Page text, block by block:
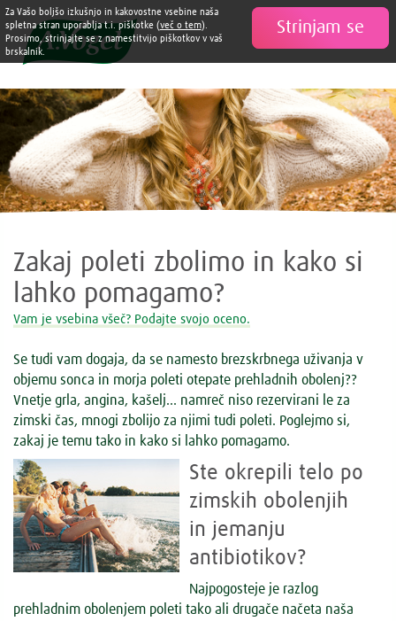

Zakaj poleti zbolimo in kako si
lahko pomagamo?
Vam je vsebina všeč? Podajte svojo oceno.
Se tudi vam dogaja, da se namesto brezskrbnega uživanja v
objemu sonca in morja poleti otepate prehladnih obolenj??
Vnetje grla, angina, kašelj… namreč niso rezervirani le za
zimski čas, mnogi zbolijo za njimi tudi poleti. Poglejmo si,
zakaj je temu tako in kako si lahko pomagamo.
Ste okrepili telo po
zimskih obolenjih
in jemanju
antibiotikov?
Najpogosteje je razlog
prehladnim obolenjem poleti tako ali drugače načeta naša
Strinjam se
Za Vašo boljšo izkušnjo in kakovostne vsebine naša
spletna stran uporablja t.i. piškotke (več o tem).
Prosimo, strinjajte se z namestitvijo piškotkov v vaš
brskalnik.